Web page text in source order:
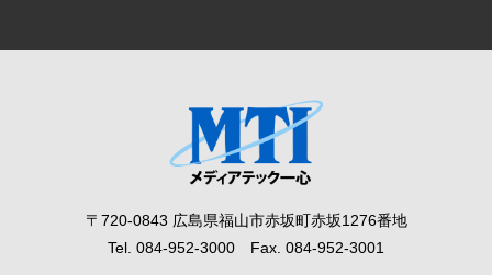
〒720-0843 広島県福山市赤坂町赤坂1276番地
Tel. 084-952-3000 Fax. 084-952-3001